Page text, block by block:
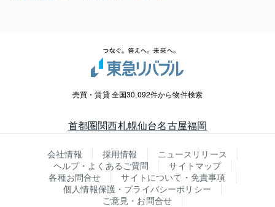
売買・賃貸 全国30,092件から物件検索
首都圏関西札幌仙台名古屋福岡
会社情報 採用情報
ニュースリリース
ヘルプ・よくあるご質問
サイトマップ
各種お問合せ
サイトについて・免責事項
個人情報保護・プライバシーポリシー
ご意見・お問合せ